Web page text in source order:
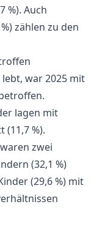
%). Auch
zählen zu den
war 2025 mit
lagen mit
%).
zwei
(32,1 %)
(29,6 %) mit